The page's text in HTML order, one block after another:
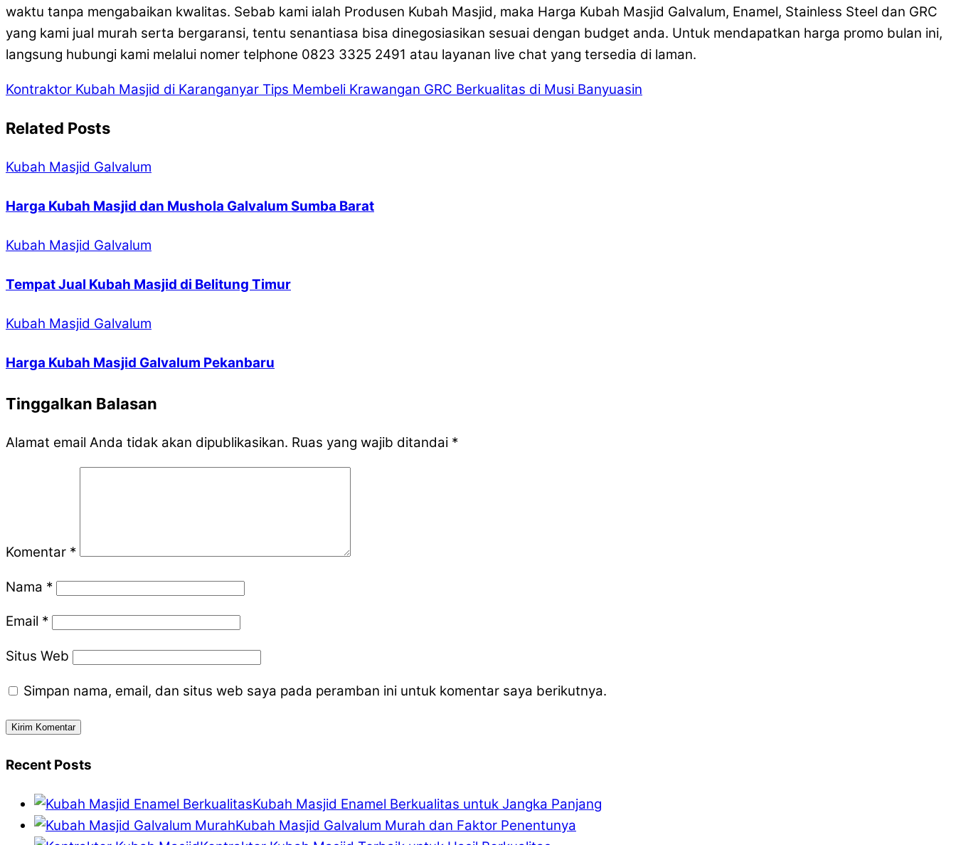
waktu tanpa mengabaikan kwalitas. Sebab kami ialah Produsen Kubah Masjid, maka Harga Kubah Masjid Galvalum, Enamel, Stainless Steel dan GRC
yang kami jual murah serta bergaransi, tentu senantiasa bisa dinegosiasikan sesuai dengan budget anda. Untuk mendapatkan harga promo bulan ini,
langsung hubungi kami melalui nomer telphone 0823 3325 2491 atau layanan live chat yang tersedia di laman.
Kontraktor Kubah Masjid di Karanganyar Tips Membeli Krawangan GRC Berkualitas di Musi Banyuasin
Related Posts
Kubah Masjid Galvalum
Harga Kubah Masjid dan Mushola Galvalum Sumba Barat
Kubah Masjid Galvalum
Tempat Jual Kubah Masjid di Belitung Timur
Kubah Masjid Galvalum
Harga Kubah Masjid Galvalum Pekanbaru
Tinggalkan Balasan
Alamat email Anda tidak akan dipublikasikan. Ruas yang wajib ditandai *
Komentar *
Nama *
Email *
Situs Web
Simpan nama, email, dan situs web saya pada peramban ini untuk komentar saya berikutnya.
Recent Posts
Kubah Masjid Enamel Berkualitas untuk Jangka Panjang
Kubah Masjid Galvalum Murah dan Faktor Penentunya